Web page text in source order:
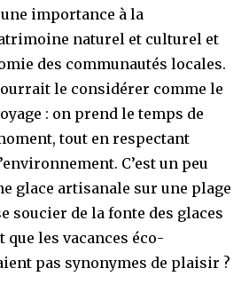
importance à la
naturel et culturel et
des communautés locales.
le considérer comme le
: on prend le temps de
tout en respectant
C’est un peu
glace artisanale sur une plage
soucier de la fonte des glaces
que les vacances éco-
pas synonymes de plaisir ?